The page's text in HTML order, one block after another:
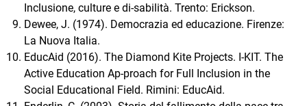
Inclusione, culture e di-sabilità. Trento: Erickson.
Dewee, J. (1974). Democrazia ed educazione. Firenze:
La Nuova Italia.
EducAid (2016). The Diamond Kite Projects. I-KIT. The
Active Education Ap-proach for Full Inclusion in the
Social Educational Field. Rimini: EducAid.